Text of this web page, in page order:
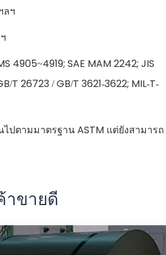
ลฯ
4905~4919; SAE MAM 2242; JIS
T 26723 / GB/T 3621-3622; MIL-T-
ตามมาตรฐาน ASTM แต่ยังสามารถ
ขายดี